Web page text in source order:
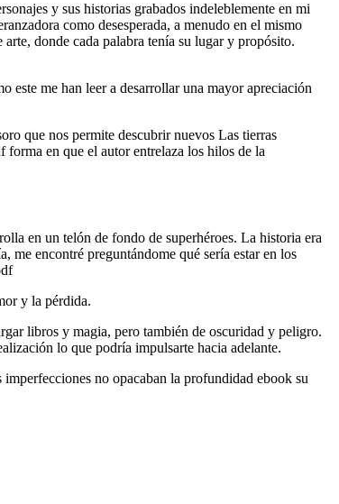
y sus historias grabados indeleblemente en mi
como desesperada, a menudo en el mismo
donde cada palabra tenía su lugar y propósito.
este me han leer a desarrollar una mayor apreciación
que nos permite descubrir nuevos Las tierras
forma en que el autor entrelaza los hilos de la
en un telón de fondo de superhéroes. La historia era
me encontré preguntándome qué sería estar en los
y la pérdida.
libros y magia, pero también de oscuridad y peligro.
lo que podría impulsarte hacia adelante.
no opacaban la profundidad ebook su